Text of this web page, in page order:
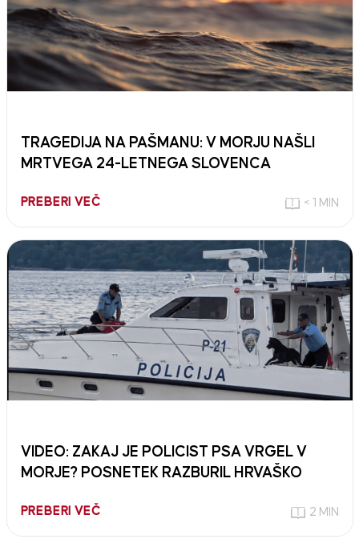
TRAGEDIJA NA PAŠMANU: V MORJU NAŠLI
MRTVEGA 24-LETNEGA SLOVENCA
PREBERI VEČ < 1 MIN
VIDEO: ZAKAJ JE POLICIST PSA VRGEL V
MORJE? POSNETEK RAZBURIL HRVAŠKO
PREBERI VEČ 2 MIN